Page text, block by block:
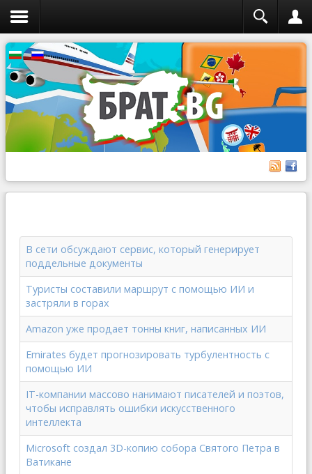
В сети обсуждают сервис, который генерирует
поддельные документы
Туристы составили маршрут с помощью ИИ и
застряли в горах
Amazon уже продает тонны книг, написанных ИИ
Emirates будет прогнозировать турбулентность с
помощью ИИ
IT-компании массово нанимают писателей и поэтов,
чтобы исправлять ошибки искусственного
интеллекта
Microsoft создал 3D-копию собора Святого Петра в
Ватикане